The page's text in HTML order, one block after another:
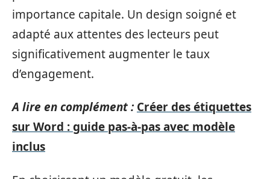
importance capitale. Un design soigné et
adapté aux attentes des lecteurs peut
significativement augmenter le taux
d’engagement.
A lire en complément : Créer des étiquettes
sur Word : guide pas-à-pas avec modèle
inclus